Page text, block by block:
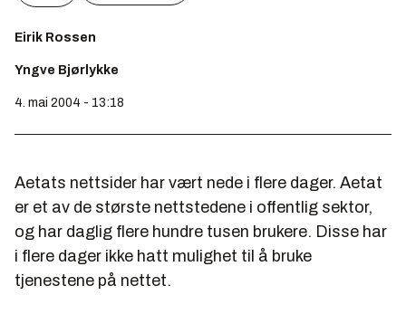
Eirik Rossen
Yngve Bjørlykke
4. mai 2004 - 13:18
Aetats nettsider har vært nede i flere dager. Aetat
er et av de største nettstedene i offentlig sektor,
og har daglig flere hundre tusen brukere. Disse har
i flere dager ikke hatt mulighet til å bruke
tjenestene på nettet.